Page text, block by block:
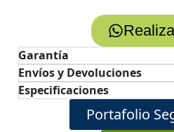
Garantía
Envíos y Devoluciones
Especificaciones
Portafolio